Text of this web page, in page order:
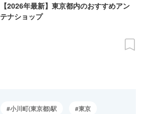
【2026年最新】東京都内のおすすめアン
テナショップ
小川町(東京都)駅 東京